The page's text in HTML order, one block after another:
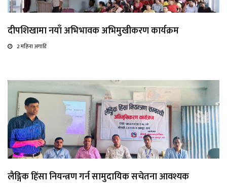
दीपशिखामा नयाँ अभिभावक अभिमुखीकरण कार्यक्रम
2 महिना अगाडि
लैङ्गिक हिंसा नियन्त्रण गर्न सामुदायिक सचेतना आवश्यक